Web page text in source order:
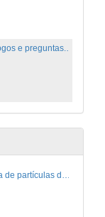
Transición discontinua de partículas de microgel termosensible